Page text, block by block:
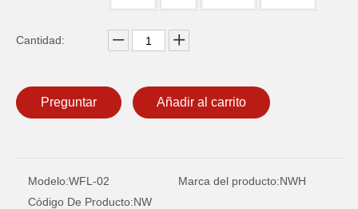
Cantidad:
Preguntar Añadir al carrito
Modelo:WFL-02 Marca del producto:NWH
Código De Producto:NW